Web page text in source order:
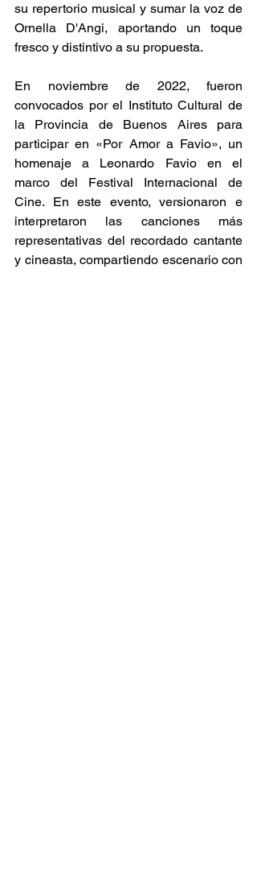
su repertorio musical y sumar la voz de
Ornella D'Angi, aportando un toque
fresco y distintivo a su propuesta. ​
En noviembre de 2022, fueron
convocados por el Instituto Cultural de
la Provincia de Buenos Aires para
participar en «Por Amor a Favio», un
homenaje a Leonardo Favio en el
marco del Festival Internacional de
Cine. En este evento, versionaron e
interpretaron las canciones más
representativas del recordado cantante
y cineasta, compartiendo escenario con